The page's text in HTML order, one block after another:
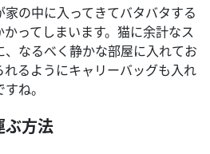
の中に入ってきてバタバタする
ってしまいます。猫に余計なス
、なるべく静かな部屋に入れてお
るようにキャリーバッグも入れ
ね。
ぶ方法